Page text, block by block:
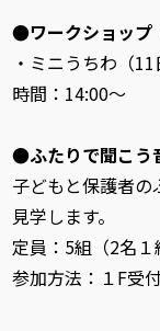
●ワークショップ
・ミニうちわ（
時間：14:00～
●ふたりで聞こう
子どもと保護者
見学します。
定員：5組（2名
参加方法：１F受